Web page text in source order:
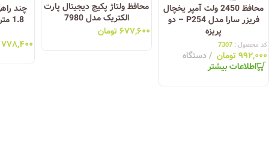
محافظ 2450 ولت آمپر یخچال
فریزر سارا مدل P254 – دو
پریزه
کد محصول : 7307
۹۹۲,۰۰۰تومان دستگاه
اطلاعات بیشتر
محافظ ولتاژ پکیج دیجیتال پارت
الکتریک مدل 7980
۶۷۷,۶۰۰تومان
۷۷۸,۴۰۰